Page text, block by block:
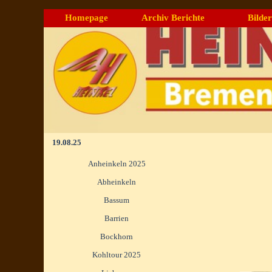
Homepage Archiv Berichte ▼
Bilder
19.08.25
Anheinkeln 2025
Abheinkeln
Bassum
Barrien
Bockhorn
Kohltour 2025